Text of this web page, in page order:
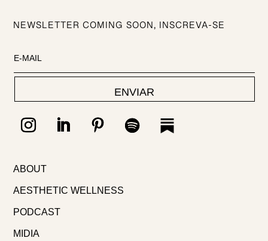
NEWSLETTER COMING SOON, INSCREVA-SE
ENVIAR
ABOUT
AESTHETIC WELLNESS
PODCAST
MIDIA